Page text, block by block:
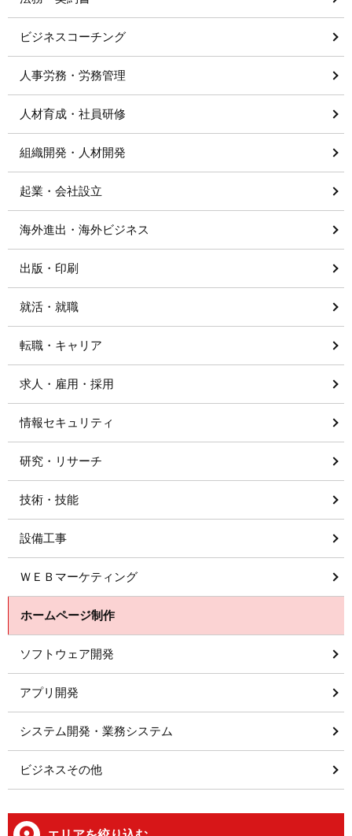
ビジネスコーチング
人事労務・労務管理
人材育成・社員研修
組織開発・人材開発
起業・会社設立
海外進出・海外ビジネス
出版・印刷
就活・就職
転職・キャリア
求人・雇用・採用
情報セキュリティ
研究・リサーチ
技術・技能
設備工事
ＷＥＢマーケティング
ホームページ制作
ソフトウェア開発
アプリ開発
システム開発・業務システム
ビジネスその他